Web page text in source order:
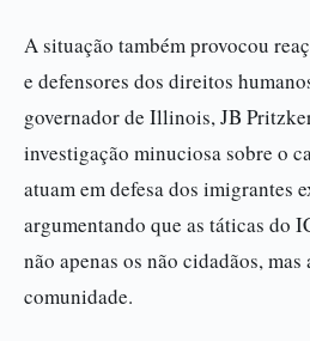
A situação também provocou
e defensores dos direitos
governador de Illinois, JB
investigação minuciosa sobre o
atuam em defesa dos imigrantes
argumentando que as táticas do
não apenas os não cidadãos,
comunidade.